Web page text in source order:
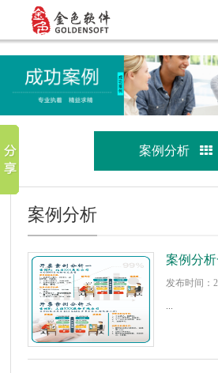
案例分析
案例分析
案例分
发布时间：
...